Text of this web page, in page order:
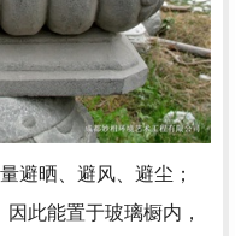
避晒、避风、避尘；
此能置于玻璃橱内，